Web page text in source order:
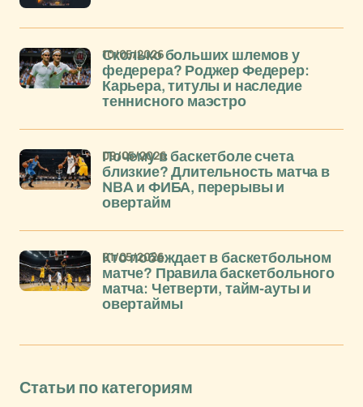
Сколько больших шлемов у
федерера? Роджер Федерер:
Карьера, титулы и наследие
теннисного маэстро
10/05/2026
Почему в баскетболе счета
близкие? Длительность матча в
NBA и ФИБА, перерывы и
овертайм
09/05/2026
Кто побеждает в баскетбольном
матче? Правила баскетбольного
матча: Четверти, тайм-ауты и
овертаймы
01/05/2026
Статьи по категориям